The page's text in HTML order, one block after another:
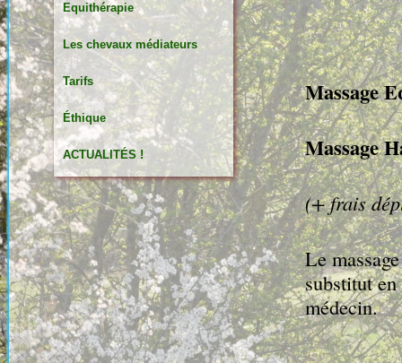
Massage
Massage
(+ frais
Le
substitut
médecin.
Equithérapie
Les chevaux médiateurs
Tarifs
Éthique
ACTUALITÉS !